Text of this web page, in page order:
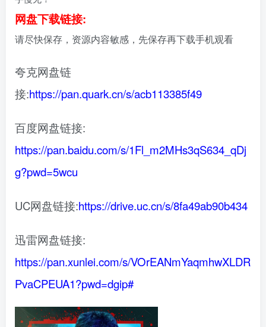
网盘下载链接:
请尽快保存，资源内容敏感，先保存再下载手机观看
夸克网盘链
接:https://pan.quark.cn/s/acb113385f49
百度网盘链接:
https://pan.baidu.com/s/1Fl_m2MHs3qS634_qDj
g?pwd=5wcu
UC网盘链接:https://drive.uc.cn/s/8fa49ab90b434
迅雷网盘链接:
https://pan.xunlei.com/s/VOrEANmYaqmhwXLDR
PvaCPEUA1?pwd=dgip#